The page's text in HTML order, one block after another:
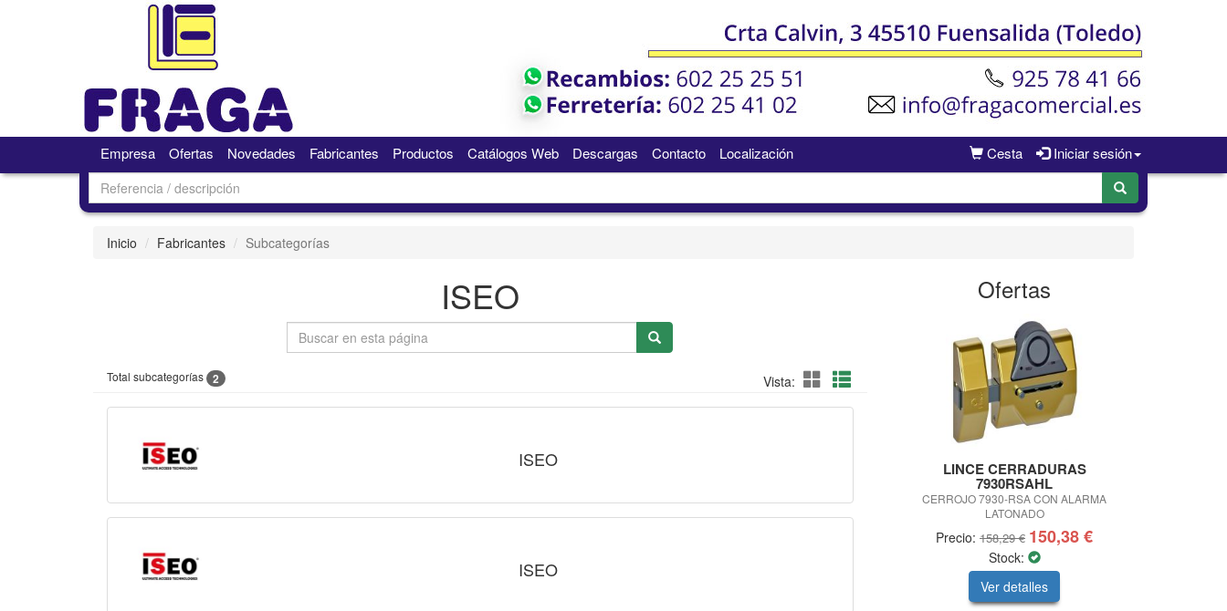
Cesta Iniciar sesión
Empresa Ofertas Novedades Fabricantes Productos Catálogos Web Descargas Contacto Localización
Inicio Fabricantes Subcategorías
ISEO
Total subcategorías 2 Vista:
ISEO
ISEO
Ofertas
LINCE CERRADURAS
7930RSAHL
CERROJO 7930-RSA CON ALARMA
LATONADO
Precio: 158,29 € 150,38 €
Stock:
Ver detalles